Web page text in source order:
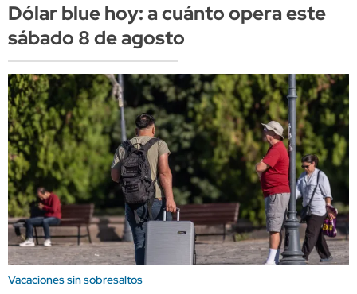
Dólar blue hoy: a cuánto opera este
sábado 8 de agosto
Vacaciones sin sobresaltos